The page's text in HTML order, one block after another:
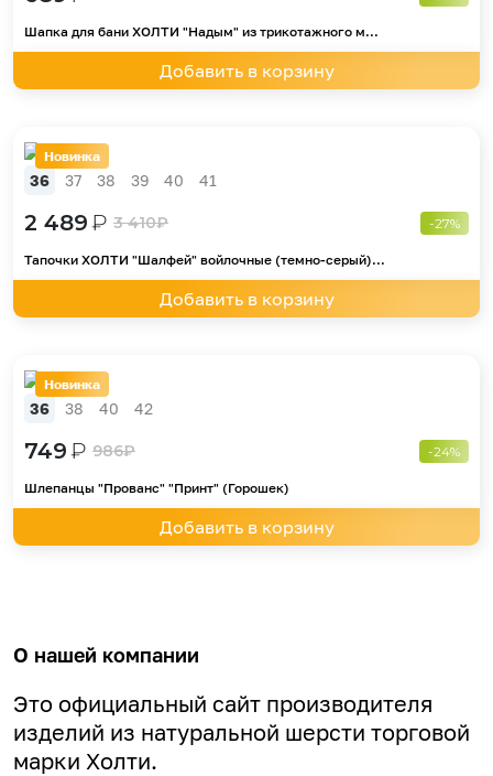
Шапка для бани ХОЛТИ "Надым" из трикотажного м...
Добавить в корзину
Новинка
36 37 38 39 40 41
2 489₽ 3 410₽ -27%
Тапочки ХОЛТИ "Шалфей" войлочные (темно-серый)...
Добавить в корзину
Новинка
36 38 40 42
749₽ 986₽ -24%
Шлепанцы "Прованс" "Принт" (Горошек)
Добавить в корзину
О нашей компании
Это официальный сайт производителя
изделий из натуральной шерсти торговой
марки Холти.